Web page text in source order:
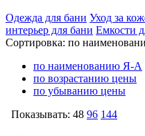
Одежда для бани Уход за
интерьер для бани Емкости
Сортировка: по
по наименованию Я-А
по возрастанию цены
по убыванию цены
Показывать: 48 96 144